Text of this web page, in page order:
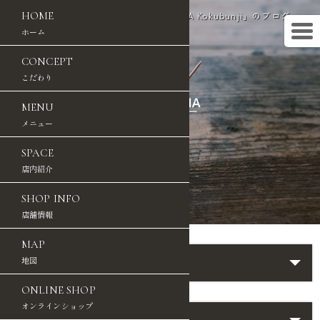
海老名市のジェラート店「GELATERIA Kokubunji」のブログ
HOME
ホーム
CONCEPT
こだわり
MENU
メニュー
SPACE
店内紹介
SHOP INFO
店舗情報
MAP
地図
ONLINE SHOP
オンラインショップ
カテゴリ